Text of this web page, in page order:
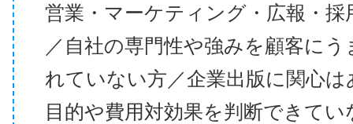
営業・マーケティング・広報・採
／自社の専門性や強みを顧客に
れていない方／企業出版に関心
目的や費用対効果を判断できてい